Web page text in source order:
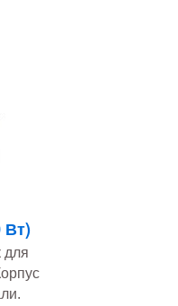
Вт)
для